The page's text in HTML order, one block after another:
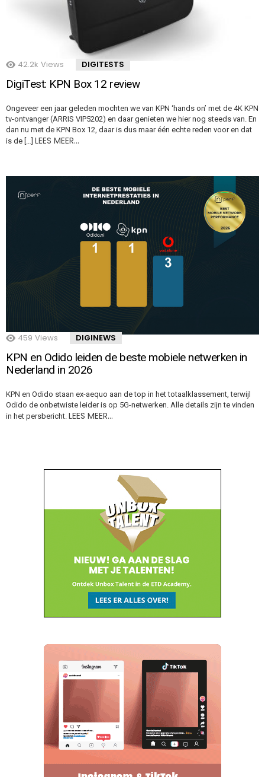
42.2k Views DIGITESTS
DigiTest: KPN Box 12 review
Ongeveer een jaar geleden mochten we van KPN ‘hands on’ met de 4K KPN
tv-ontvanger (ARRIS VIP5202) en daar genieten we hier nog steeds van. En
dan nu met de KPN Box 12, daar is dus maar één echte reden voor en dat
is de […] LEES MEER…
459 Views DIGINEWS
KPN en Odido leiden de beste mobiele netwerken in
Nederland in 2026
KPN en Odido staan ex-aequo aan de top in het totaalklassement, terwijl
Odido de onbetwiste leider is op 5G-netwerken. Alle details zijn te vinden
in het persbericht. LEES MEER…